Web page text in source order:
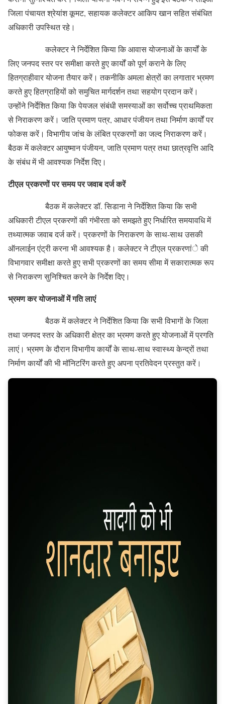
जिला पंचायत श्रेयांश कूमट, सहायक कलेक्टर आकिप खान सहित संबंधित
अधिकारी उपस्थित रहे।
कलेक्टर ने निर्देशित किया कि आवास योजनाओं के कार्यों के
लिए जनपद स्तर पर समीक्षा करते हुए कार्यों को पूर्ण कराने के लिए
हितग्राहीवार योजना तैयार करें। तकनीकि अमला क्षेत्रों का लगातार भ्रमण
करते हुए हितग्राहियों को समुचित मार्गदर्शन तथा सहयोग प्रदान करें।
उन्होंने निर्देशित किया कि पेयजल संबंधी समस्याओं का सर्वोच्च प्राथमिकता
से निराकरण करें। जाति प्रमाण पत्र, आधार पंजीयन तथा निर्माण कार्यों पर
फोकस करें। विभागीय जांच के लंबित प्रकरणों का जल्द निराकरण करें।
बैठक में कलेक्टर आयुष्मान पंजीयन, जाति प्रमाण पत्र तथा छात्रवृत्ति आदि
के संबंध में भी आवश्यक निर्देश दिए।
टीएल प्रकरणों पर समय पर जवाब दर्ज करें
बैठक में कलेक्टर डॉ. सिडाना ने निर्देशित किया कि सभी
अधिकारी टीएल प्रकरणों की गंभीरता को समझते हुए निर्धारित समयावधि में
तथ्यात्मक जवाब दर्ज करें। प्रकरणों के निराकरण के साथ-साथ उसकी
ऑनलाईन एंट्री करना भी आवश्यक है। कलेक्टर ने टीएल प्रकरणांे की
विभागवार समीक्षा करते हुए सभी प्रकरणों का समय सीमा में सकारात्मक रूप
से निराकरण सुनिश्चित करने के निर्देश दिए।
भ्रमण कर योजनाओं में गति लाएं
बैठक में कलेक्टर ने निर्देशित किया कि सभी विभागों के जिला
तथा जनपद स्तर के अधिकारी क्षेत्र का भ्रमण करते हुए योजनाओं में प्रगति
लाएं। भ्रमण के दौरान विभागीय कार्यों के साथ-साथ स्वास्थ्य केन्द्रों तथा
निर्माण कार्यों की भी मॉनिटरिंग करते हुए अपना प्रतिवेदन प्रस्तुत करें।